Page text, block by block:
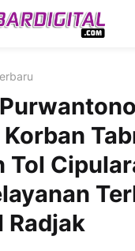
Tol
Radjak